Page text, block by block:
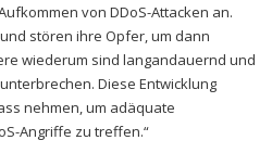
von DDoS-Attacken an.
stören ihre Opfer, um dann
wiederum sind langandauernd und
Diese Entwicklung
nehmen, um adäquate
Angriffe zu treffen.“